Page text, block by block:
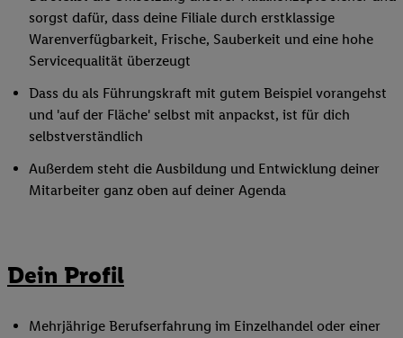
sorgst dafür, dass deine Filiale durch erstklassige
Warenverfügbarkeit, Frische, Sauberkeit und eine hohe
Servicequalität überzeugt
Dass du als Führungskraft mit gutem Beispiel vorangehst
und 'auf der Fläche' selbst mit anpackst, ist für dich
selbstverständlich
Außerdem steht die Ausbildung und Entwicklung deiner
Mitarbeiter ganz oben auf deiner Agenda
Dein Profil
Mehrjährige Berufserfahrung im Einzelhandel oder einer